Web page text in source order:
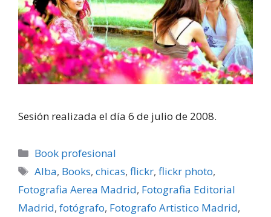
Sesión realizada el dí­a 6 de julio de 2008.
Categorías
Book profesional
Etiquetas
Alba, Books,chicas,flickr,flickr photo,
Fotografia Aerea Madrid, Fotografia Editorial
Madrid, fotógrafo, Fotografo Artistico Madrid,